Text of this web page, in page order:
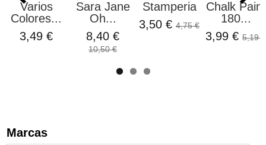
Marcas
Varios
Colores...
3,49 €
Sara Jane
Oh...
8,40 €
10,50 €
Stamperia
3,50 € 4,75 €
Chalk Paint
180...
3,99 € 5,19 €